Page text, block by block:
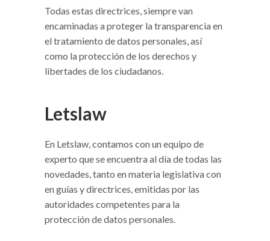
Todas estas directrices, siempre van
encaminadas a proteger la transparencia en
el tratamiento de datos personales, así
como la protección de los derechos y
libertades de los ciudadanos.
Letslaw
En Letslaw, contamos con un equipo de
experto que se encuentra al día de todas las
novedades, tanto en materia legislativa con
en guías y directrices, emitidas por las
autoridades competentes para la
protección de datos personales.